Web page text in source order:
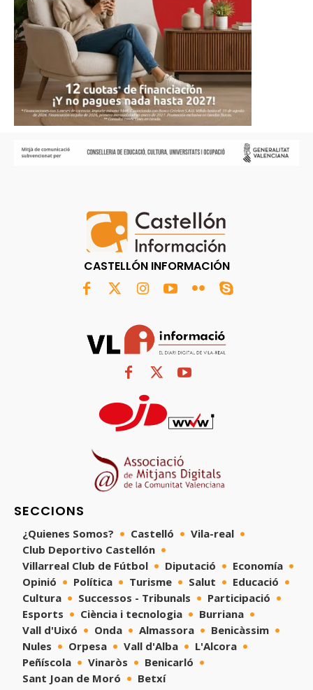
CASTELLÓN INFORMACIÓN
SECCIONS
¿Quienes Somos? Castelló
Vila-real
Club Deportivo Castellón
Villarreal Club de Fútbol
Diputació
Economía
Opinió
Política Turisme Salut
Educació
Cultura
Successos - Tribunals
Participació
Esports
Ciència i tecnologia
Burriana
Vall d'Uixó
Onda Almassora
Benicàssim
Nules
Orpesa Vall d'Alba
L'Alcora
Peñíscola
Vinaròs
Benicarló
Sant Joan de Moró
Betxí